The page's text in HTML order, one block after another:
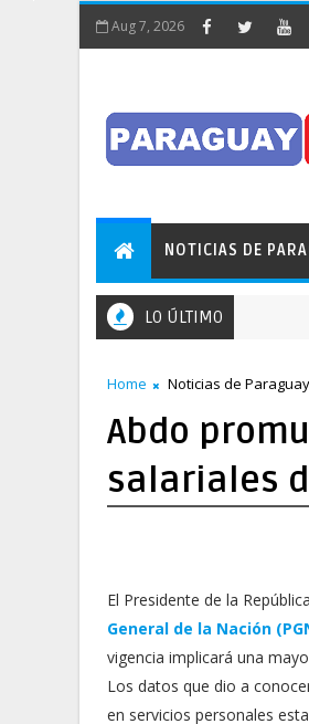
Aug 7, 2026
NOTICIAS DE
LO ÚLTIMO
Home Noticias de Paraguay
Abdo
salariales
El Presidente de la
General de la Nación
vigencia implicará una
Los datos que dio a
en servicios personales